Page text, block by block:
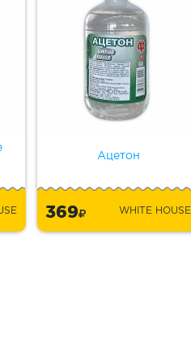
Ацетон
369 WHITE HOUSE